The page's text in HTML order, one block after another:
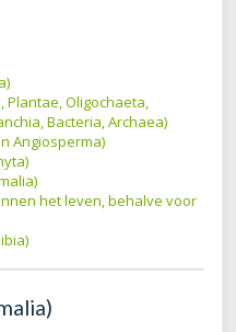
Plantae, Oligochaeta,
Bacteria, Archaea)
Angiosperma)
het leven, behalve voor